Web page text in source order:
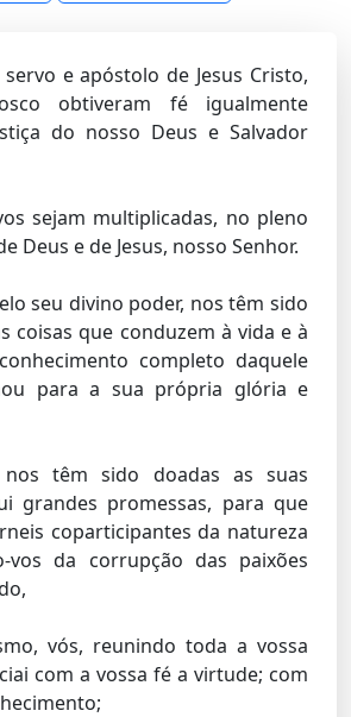
e apóstolo de Jesus Cristo,
obtiveram fé igualmente
do nosso Deus e Salvador
sejam multiplicadas, no pleno
Deus e de Jesus, nosso Senhor.
seu divino poder, nos têm sido
coisas que conduzem à vida e à
completo daquele
para a sua própria glória e
têm sido doadas as suas
grandes promessas, para que
coparticipantes da natureza
vos da corrupção das paixões
vós, reunindo toda a vossa
com a vossa fé a virtude; com